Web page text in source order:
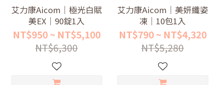
艾力康Aicom｜極光白賦
美EX｜90錠1入
NT$950 ~ NT$5,100
NT$6,300
艾力康Aicom｜美妍纖姿
凍｜10包1入
NT$790 ~ NT$4,320
NT$5,280